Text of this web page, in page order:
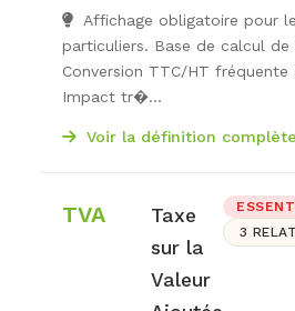
Affichage obligatoire pour
particuliers. Base de calcul de
Conversion TTC/HT
Impact tr�...
Voir la définition complète
TVA
Taxe
sur la
Valeur
3